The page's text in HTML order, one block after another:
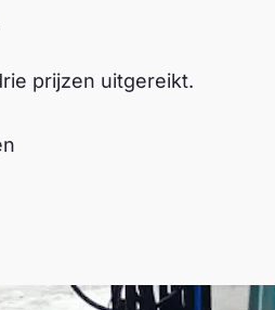
prijzen uitgereikt.